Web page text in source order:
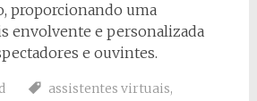
proporcionando uma
envolvente e personalizada
e ouvintes.
assistentes virtuais,